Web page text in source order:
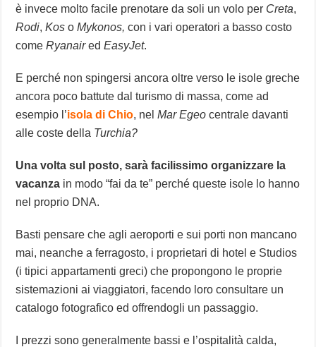
è invece molto facile prenotare da soli un volo per Creta,
Rodi,Kos oMykonos, con i vari operatori a basso costo
comeRyanairedEasyJet.
E perché non spingersi ancora oltre verso le isole greche
ancora poco battute dal turismo di massa, come ad
esempio l’isola di Chio, nelMar Egeo centrale davanti
alle coste della Turchia?
Una volta sul posto, sarà facilissimo organizzare la
vacanza in modo “fai da te” perché queste isole lo hanno
nel proprio DNA.
Basti pensare che agli aeroporti e sui porti non mancano
mai, neanche a ferragosto, i proprietari di hotel e Studios
(i tipici appartamenti greci) che propongono le proprie
sistemazioni ai viaggiatori, facendo loro consultare un
catalogo fotografico ed offrendogli un passaggio.
I prezzi sono generalmente bassi e l’ospitalità calda,